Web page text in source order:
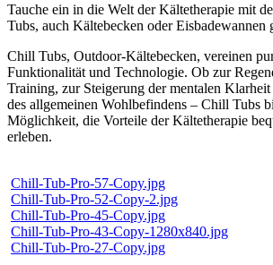
Tauche ein in die Welt der Kältetherapie mit
Tubs, auch Kältebecken oder Eisbadewannen
Chill Tubs, Outdoor-Kältebecken, vereinen
Funktionalität und Technologie. Ob zur
Training, zur Steigerung der mentalen
des allgemeinen Wohlbefindens – Chill Tubs
Möglichkeit, die Vorteile der Kältetherapie
erleben.
Chill-Tub-Pro-57-Copy.jpg
Chill-Tub-Pro-52-Copy-2.jpg
Chill-Tub-Pro-45-Copy.jpg
Chill-Tub-Pro-43-Copy-1280x840.jpg
Chill-Tub-Pro-27-Copy.jpg